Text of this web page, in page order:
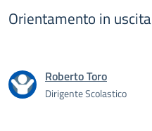
Orientamento in uscita
Roberto Toro
Dirigente Scolastico